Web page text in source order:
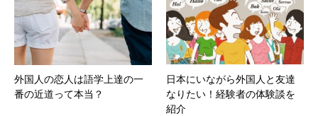
外国人の恋人は語学上達の一
番の近道って本当？
日本にいながら外国人と友達
なりたい！経験者の体験談を
紹介